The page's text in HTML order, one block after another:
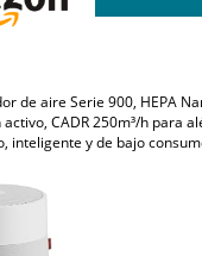
de aire Serie 900, HEPA
CADR 250m³/h para
inteligente y de bajo